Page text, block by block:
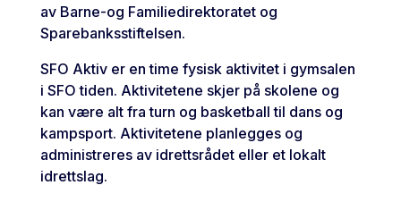
av Barne-og Familiedirektoratet og
Sparebanksstiftelsen.
SFO Aktiv er en time fysisk aktivitet i gymsalen
i SFO tiden. Aktivitetene skjer på skolene og
kan være alt fra turn og basketball til dans og
kampsport. Aktivitetene planlegges og
administreres av idrettsrådet eller et lokalt
idrettslag.